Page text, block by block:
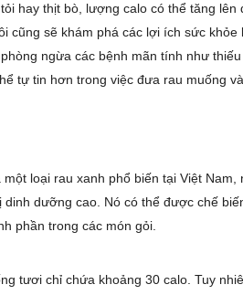
hay thịt bò, lượng calo có thể tăng lên
cũng sẽ khám phá các lợi ích sức
ngừa các bệnh mãn tính như
tự tin hơn trong việc đưa rau muống
một loại rau xanh phổ biến tại Việt
dinh dưỡng cao. Nó có thể được chế
phần trong các món gỏi.
tươi chỉ chứa khoảng 30 calo. Tuy